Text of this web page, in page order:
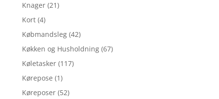
Knager (21)
Kort (4)
Købmandsleg (42)
Køkken og Husholdning (67)
Køletasker (117)
Kørepose (1)
Køreposer (52)